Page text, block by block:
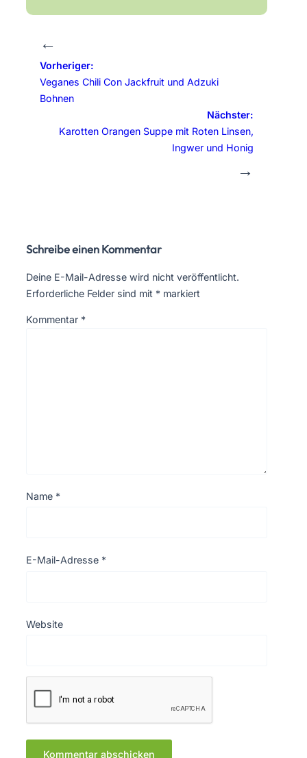
←
Vorheriger:
Veganes Chili Con Jackfruit und Adzuki
Bohnen
Nächster:
Karotten Orangen Suppe mit Roten Linsen,
Ingwer und Honig
→
Schreibe einen Kommentar
Deine E-Mail-Adresse wird nicht veröffentlicht.
Erforderliche Felder sind mit * markiert
Kommentar *
Name *
E-Mail-Adresse *
Website